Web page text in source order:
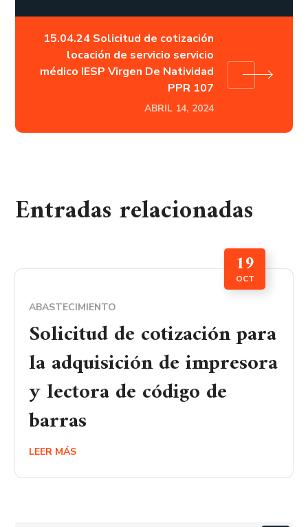
15.04.24 Solicitud de cotización
locación de servicio servicio
médico IESP Virgen De Natividad
PPR 107
ABRIL 14, 2024
Entradas relacionadas
19
OCT
ABASTECIMIENTO
Solicitud de cotización para
la adquisición de impresora
y lectora de código de
barras
LEER MÁS